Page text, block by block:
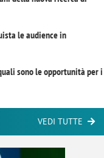
le audience in
sono le opportunità per i
VEDI TUTTE